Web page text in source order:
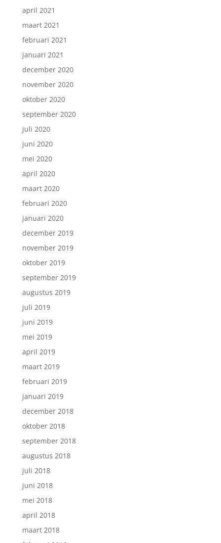
april 2021
maart 2021
februari 2021
januari 2021
december 2020
november 2020
oktober 2020
september 2020
juli 2020
juni 2020
mei 2020
april 2020
maart 2020
februari 2020
januari 2020
december 2019
november 2019
oktober 2019
september 2019
augustus 2019
juli 2019
juni 2019
mei 2019
april 2019
maart 2019
februari 2019
januari 2019
december 2018
oktober 2018
september 2018
augustus 2018
juli 2018
juni 2018
mei 2018
april 2018
maart 2018